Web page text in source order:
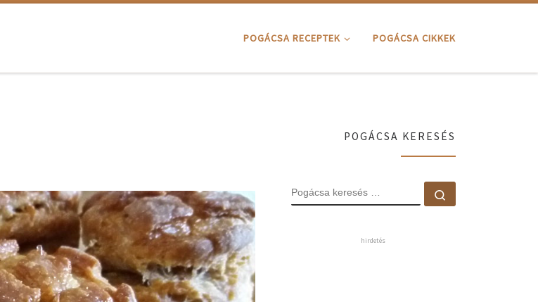
POGÁCSA RECEPTEK POGÁCSA CIKKEK
POGÁCSA KERESÉS
POGÁCSA KERESÉS
hirdetés